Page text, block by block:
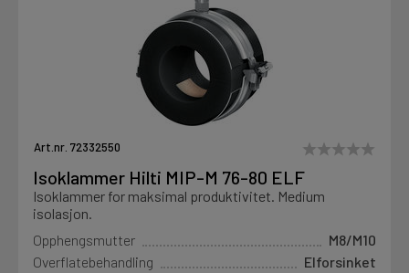
Art.nr. 72332550
Isoklammer Hilti MIP-M 76-80 ELF
Isoklammer for maksimal produktivitet. Medium
isolasjon.
Opphengsmutter
M8/M10
Overflatebehandling
Elforsinket